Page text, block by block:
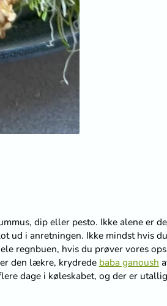
dip eller pesto. Ikke alene er
ud i anretningen. Ikke mindst hvis du
regnbuen, hvis du prøver vores
den lækre, krydrede baba ganoush
dage i køleskabet, og der er